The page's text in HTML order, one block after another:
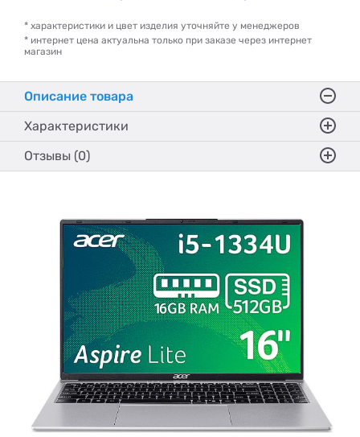
* характеристики и цвет изделия уточняйте у менеджеров
* интернет цена актуальна только при заказе через интернет
магазин
Описание товара
Характеристики
Отзывы (0)